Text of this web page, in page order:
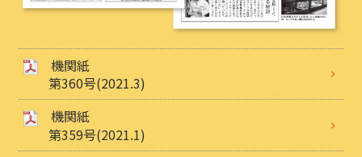
機関紙
第360号(2021.3)
機関紙
第359号(2021.1)